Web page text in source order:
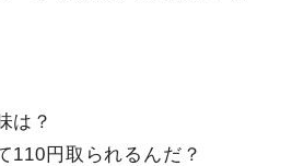
は？
110円取られるんだ？